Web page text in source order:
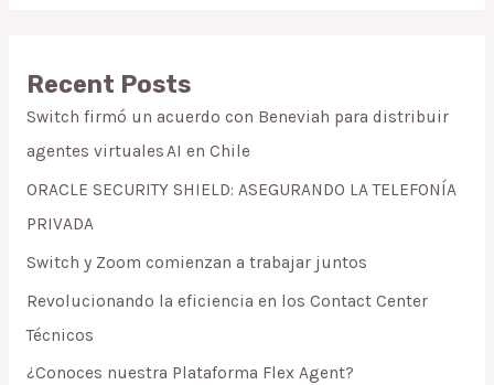
Recent Posts
Switch firmó un acuerdo con Beneviah para distribuir
agentes virtuales AI en Chile
ORACLE SECURITY SHIELD: ASEGURANDO LA TELEFONÍA
PRIVADA
Switch y Zoom comienzan a trabajar juntos
Revolucionando la eficiencia en los Contact Center
Técnicos
¿Conoces nuestra Plataforma Flex Agent?